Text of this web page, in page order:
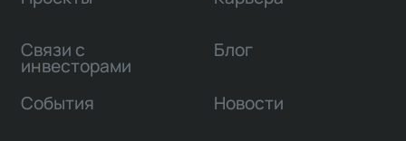
Связи с
инвесторами
Блог
События Новости